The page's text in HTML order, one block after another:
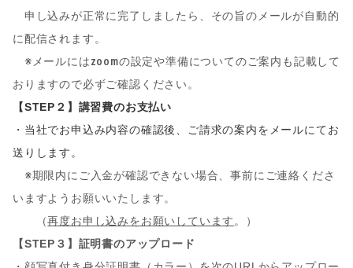
申し込みが正常に完了しましたら、その旨のメールが自動的
に配信されます。
※メールにはzoomの設定や準備についてのご案内も記載して
おりますので必ずご確認ください。
【STEP２】講習費のお支払い
・当社でお申込み内容の確認後、ご請求の案内をメールにてお
送りします。
※期限内にご入金が確認できない場合、事前にご連絡くださ
いますようお願いいたします。
（再度お申し込みをお願いしています 。）
【STEP３】証明書のアップロード